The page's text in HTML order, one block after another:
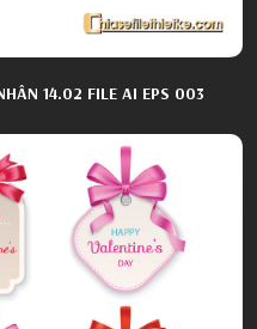
14.02 FILE AI EPS 003